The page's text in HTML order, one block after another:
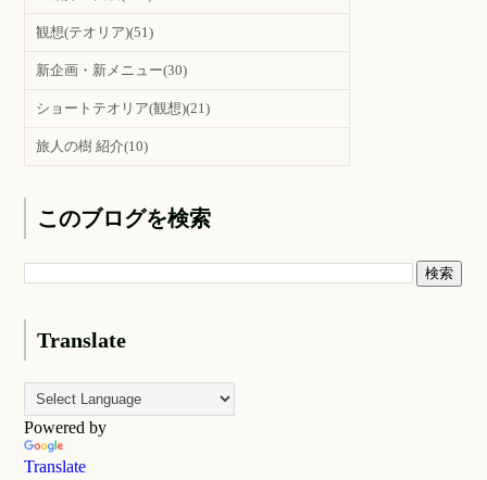
観想(テオリア)(51)
新企画・新メニュー(30)
ショートテオリア(観想)(21)
旅人の樹 紹介(10)
このブログを検索
Translate
Powered by
Translate